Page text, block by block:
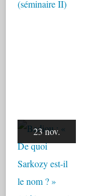
23 nov.